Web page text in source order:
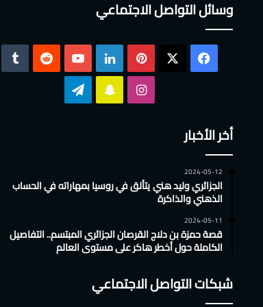
وسائل التواصل الاجتماعي
فيسبوك بينتيريست لينكدإن‫YouTube
‏Reddit
انستقرام سناب تيلقرام
أخر الأخبار
2024-05-12
الجزائري وليد هني يتألق في روسيا بمهاراته في الحساب
الذهني والذاكرة
2024-05-11
قصة حمزة بن دلاج القرصان الجزائري المبتسم.. التفاصيل
الكاملة حول أخطر هاكر على مستوى العالم
شبكات التواصل الاجتماعي